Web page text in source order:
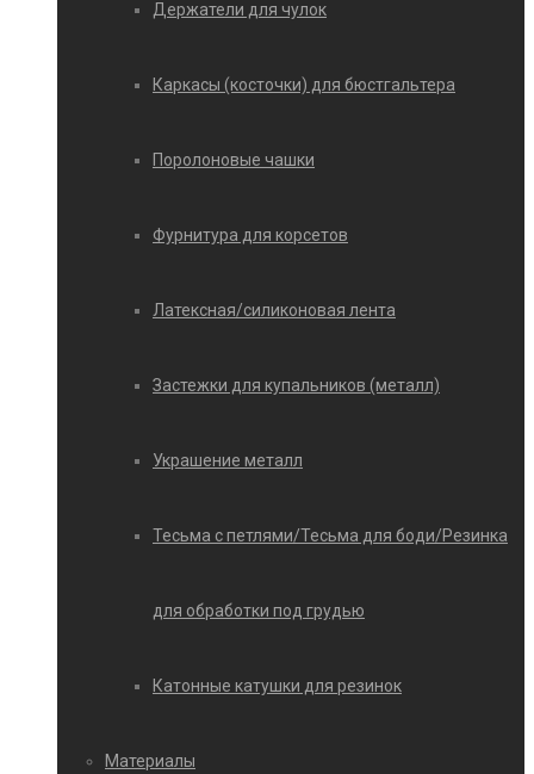
Держатели для чулок
Каркасы (косточки) для бюстгальтера
Поролоновые чашки
Фурнитура для корсетов
Латексная/силиконовая лента
Застежки для купальников (металл)
Украшение металл
Тесьма с петлями/Тесьма для боди/Резинка
для обработки под грудью
Катонные катушки для резинок
Материалы